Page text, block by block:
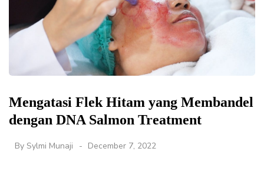
Mengatasi Flek Hitam yang Membandel
dengan DNA Salmon Treatment
By Sylmi Munaji December 7, 2022